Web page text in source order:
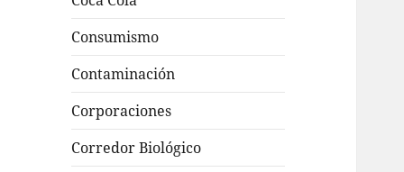
Consumismo
Contaminación
Corporaciones
Corredor Biológico